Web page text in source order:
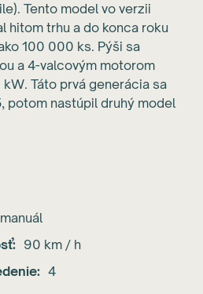
Tento model vo verzii
hitom trhu a do konca roku
100 000 ks. Pýši sa
a 4-valcovým motorom
Táto prvá generácia sa
potom nastúpil druhý model
manuál
90 km / h
4